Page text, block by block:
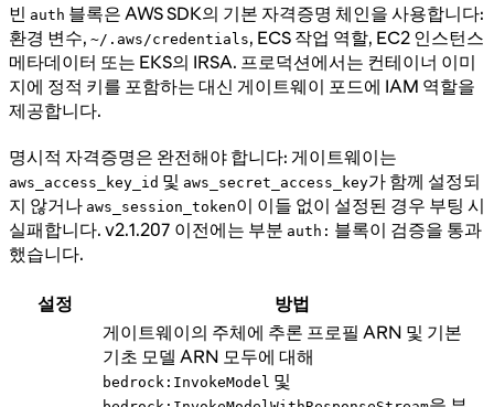
빈 auth 블록은 AWS SDK의 기본 자격증명 체인을 사용합니다:
환경 변수, ~/.aws/credentials, ECS 작업 역할, EC2 인스턴스
메타데이터 또는 EKS의 IRSA. 프로덕션에서는 컨테이너 이미
지에 정적 키를 포함하는 대신 게이트웨이 포드에 IAM 역할을
제공합니다.
명시적 자격증명은 완전해야 합니다: 게이트웨이는
aws_access_key_id 및 aws_secret_access_key가 함께 설정되
지 않거나 aws_session_token이 이들 없이 설정된 경우 부팅 시
실패합니다. v2.1.207 이전에는 부분 auth: 블록이 검증을 통과
했습니다.
설정 방법
게이트웨이의 주체에 추론 프로필 ARN 및 기본
기초 모델 ARN 모두에 대해
bedrock:InvokeModel 및